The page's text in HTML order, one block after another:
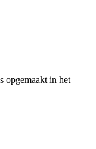
opgemaakt in het